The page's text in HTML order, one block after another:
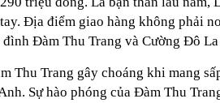
Địa điểm giao hàng không phải
Đàm Thu Trang và Cường Đô
Thu Trang gây choáng khi mang
Sự hào phóng của Đàm Thu